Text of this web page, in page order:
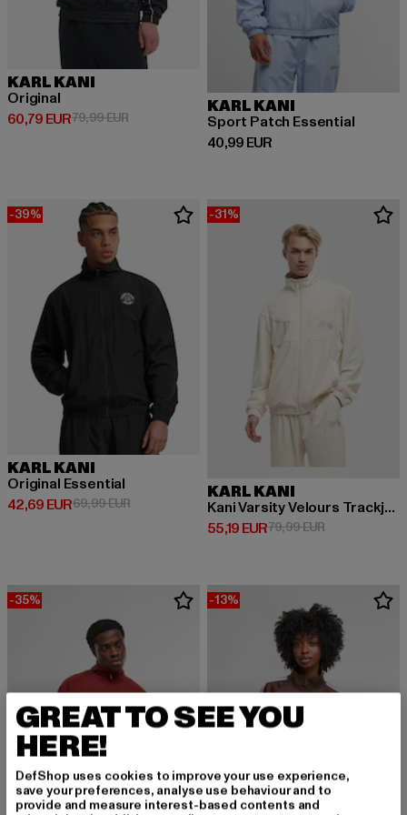
KARL KANI
Original
60,79 EUR
Derzeitiger Preis: 60,79 EUR
79,99 EURAktionspreis: 79,99 EUR
KARL KANI
Sport Patch Essential
40,99 EUR
Derzeitiger Preis: 40,99 EUR
-39%
KARL KANI
Original Essential
42,69 EUR
Derzeitiger Preis: 42,69 EUR
69,99 EURAktionspreis: 69,99 EUR
-31%
KARL KANI
Kani Varsity Velours Trackjacket
55,19 EUR
Derzeitiger Preis: 55,19 EUR
79,99 EURAktionspreis:
-35% -13%
GREAT TO SEE YOU
HERE!
DefShop uses cookies to improve your use experience,
save your preferences, analyse use behaviour and to
provide and measure interest-based contents and